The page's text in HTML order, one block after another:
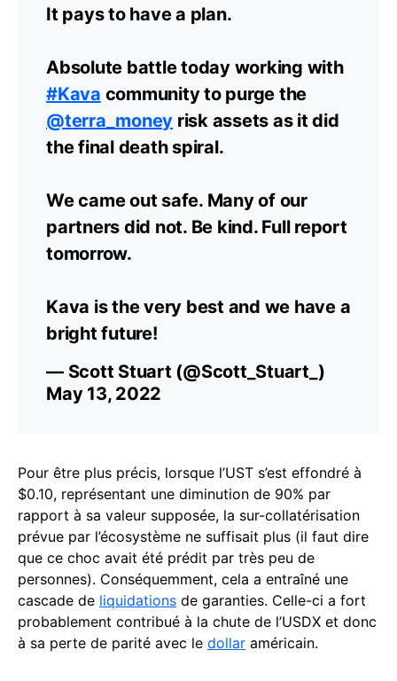
It pays to have a plan.
Absolute battle today working with
#Kava community to purge the
@terra_money risk assets as it did
the final death spiral.
We came out safe. Many of our
partners did not. Be kind. Full report
tomorrow.
Kava is the very best and we have a
bright future!
— Scott Stuart (@Scott_Stuart_)
May 13, 2022
Pour être plus précis, lorsque l’UST s’est effondré à
$0.10, représentant une diminution de 90% par
rapport à sa valeur supposée, la sur-collatérisation
prévue par l’écosystème ne suffisait plus (il faut dire
que ce choc avait été prédit par très peu de
personnes). Conséquemment, cela a entraîné une
cascade de liquidations de garanties. Celle-ci a fort
probablement contribué à la chute de l’USDX et donc
à sa perte de parité avec le dollar américain.